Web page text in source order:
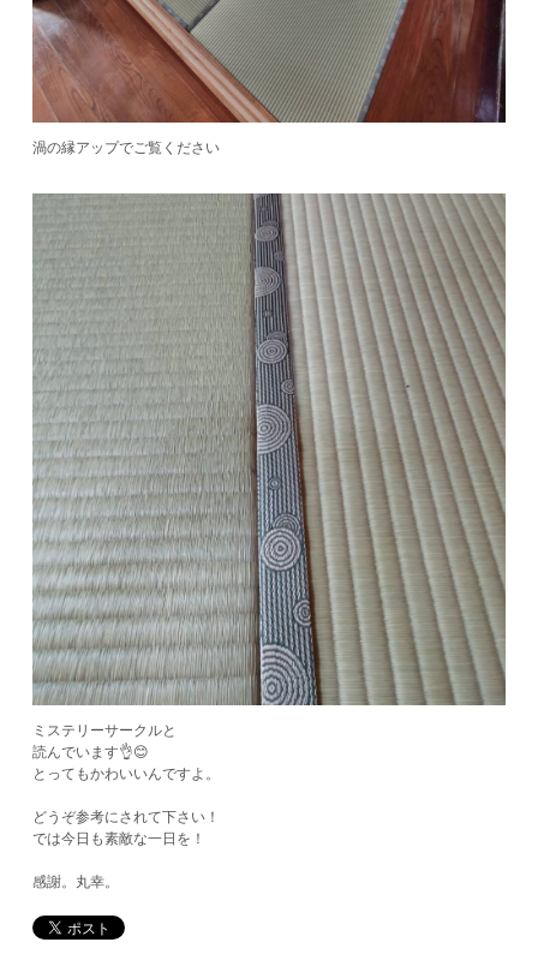
渦の縁アップでご覧ください
ミステリーサークルと
読んでいます👌😊
とってもかわいいんですよ。
どうぞ参考にされて下さい！
では今日も素敵な一日を！
感謝。丸幸。